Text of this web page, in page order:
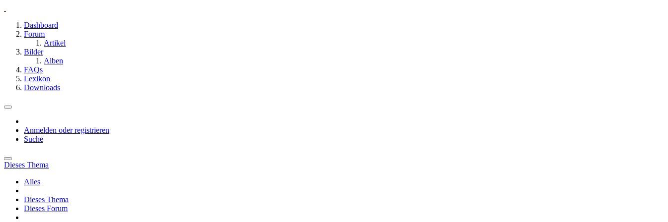
Dashboard
Forum
Artikel
Bilder
Alben
FAQs
Lexikon
Downloads
Anmelden oder registrieren
Suche
Dieses Thema
Alles
Dieses Thema
Dieses Forum